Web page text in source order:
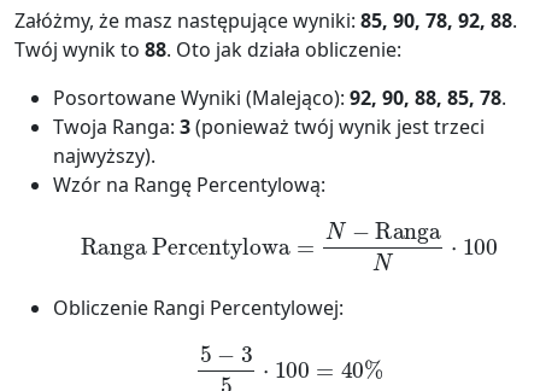
Załóżmy, że masz następujące wyniki: 85, 90, 78, 92, 88.
Twój wynik to 88. Oto jak działa obliczenie:
Posortowane Wyniki (Malejąco): 92, 90, 88, 85, 78.
Twoja Ranga: 3(ponieważ twój wynik jest trzeci
najwyższy).
Wzór na Rangę Percentylową:
N− RangaN
Obliczenie Rangi Percentylowej:
5 35